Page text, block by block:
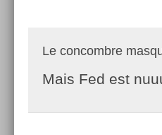
Le concombre
Mais Fed est